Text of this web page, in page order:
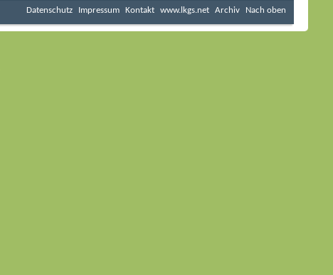
Datenschutz Impressum Kontakt www.lkgs.net Archiv Nach oben